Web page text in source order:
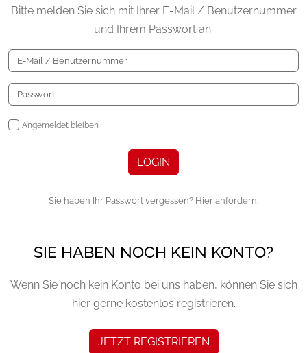
Bitte melden Sie sich mit Ihrer E-Mail / Benutzernummer
und Ihrem Passwort an.
Angemeldet bleiben
LOGIN
Sie haben Ihr Passwort vergessen? Hier anfordern.
SIE HABEN NOCH KEIN KONTO?
Wenn Sie noch kein Konto bei uns haben, können Sie sich
hier gerne kostenlos registrieren.
JETZT REGISTRIEREN